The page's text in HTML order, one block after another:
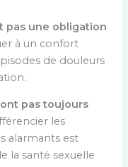
pas une obligation
à un confort
de douleurs
pas toujours
les
alarmants est
la santé sexuelle